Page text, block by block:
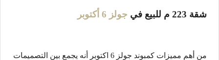
شقة 223 م للبيع في جولز 6 أكتوبر
من أهم مميزات كمبوند جولز 6 اكتوبر أنه يجمع بين التصميمات